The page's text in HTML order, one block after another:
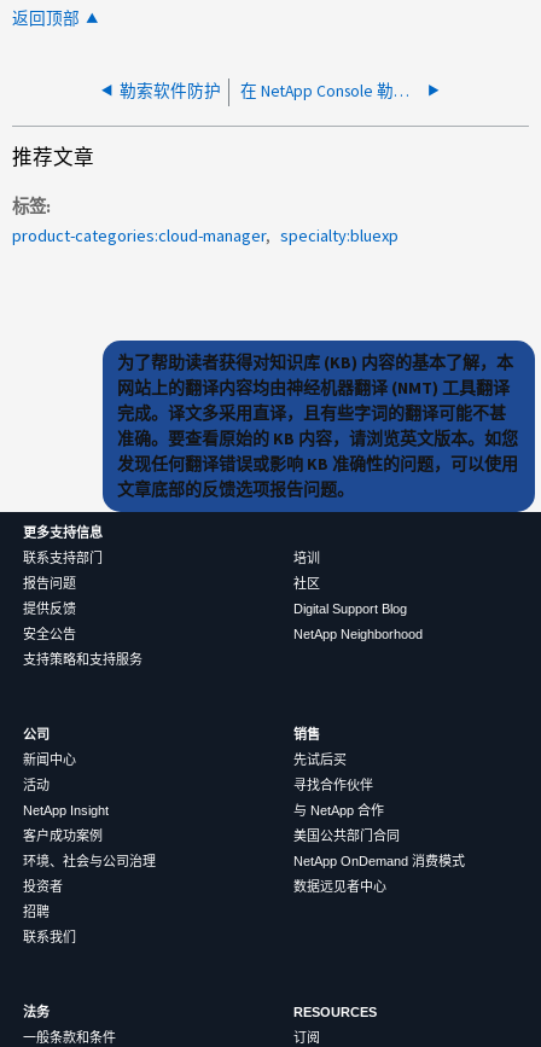
返回顶部
勒索软件防护 在 NetApp Console 勒索软件保护中看到空白警报
推荐文章
标签
product-categories:cloud-manager
specialty:bluexp
为了帮助读者获得对知识库 (KB) 内容的基本了解，本
网站上的翻译内容均由神经机器翻译 (NMT) 工具翻译
完成。译文多采用直译，且有些字词的翻译可能不甚
准确。要查看原始的 KB 内容，请浏览英文版本。如您
发现任何翻译错误或影响 KB 准确性的问题，可以使用
文章底部的反馈选项报告问题。
更多支持信息
联系支持部门
报告问题
提供反馈
安全公告
支持策略和支持服务
培训
社区
Digital Support Blog
NetApp Neighborhood
公司
新闻中心
活动
NetApp Insight
客户成功案例
环境、社会与公司治理
投资者
招聘
联系我们
销售
先试后买
寻找合作伙伴
与 NetApp 合作
美国公共部门合同
NetApp OnDemand 消费模式
数据远见者中心
法务
一般条款和条件
RESOURCES
订阅